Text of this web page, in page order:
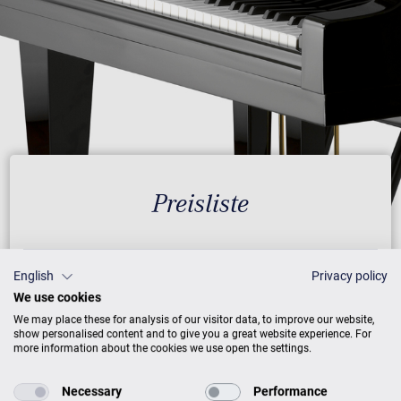
Preisliste
AUSFÜHRUNG PREISE
Schwarz mit Messing 13.900 €
English
Privacy policy
We use cookies
We may place these for analysis of our visitor data, to improve our website,
show personalised content and to give you a great website experience. For
more information about the cookies we use open the settings.
Necessary Performance